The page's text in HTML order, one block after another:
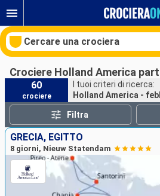
Cercare una crociera
Le nostre destinazioni
Mesi di partenza
Porti
Crociere Holland America
60
crociere
I tuoi criteri di ricerca:
Holland America -
Filtra
GRECIA, EGITTO
8 giorni, Nieuw Statendam